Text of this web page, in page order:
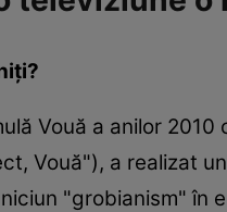
Vouă a anilor
Vouă"), a realizat
"grobianism" în